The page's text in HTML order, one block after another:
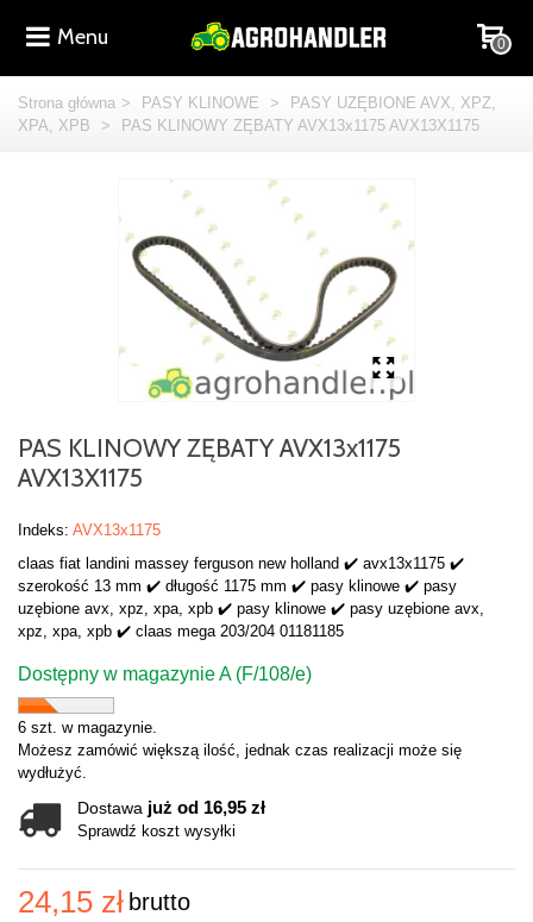
Menu 0
Strona główna > PASY KLINOWE >
PASY UZĘBIONE AVX, XPZ,
XPA, XPB
> PAS KLINOWY ZĘBATY AVX13x1175 AVX13X1175
PAS KLINOWY ZĘBATY AVX13x1175
AVX13X1175
Indeks: AVX13x1175
claas fiat landini massey ferguson new holland ✔️ avx13x1175 ✔️
szerokość 13 mm ✔️ długość 1175 mm ✔️ pasy klinowe ✔️ pasy
uzębione avx, xpz, xpa, xpb ✔️ pasy klinowe ✔️ pasy uzębione avx,
xpz, xpa, xpb ✔️ claas mega 203/204 01181185
Dostępny w magazynie A (F/108/e)
6 szt. w magazynie.
Możesz zamówić większą ilość, jednak czas realizacji może się
wydłużyć.
Dostawa już od 16,95 zł
Sprawdź koszt wysyłki
24,15 zł brutto